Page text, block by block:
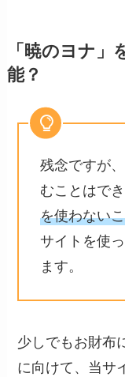
「暁のヨナ
能？
残念ですが
むことはで
を使わない
サイトを使
ます。
少しでもお財布
に向けて、当サ